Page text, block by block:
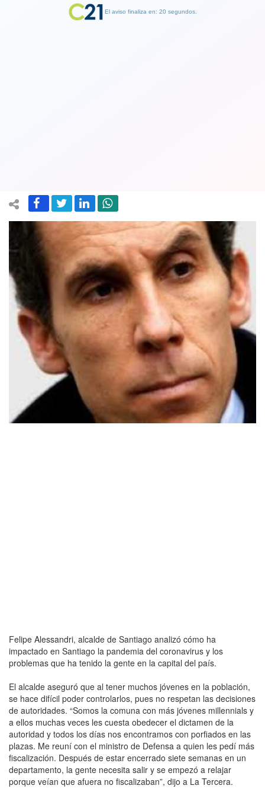
Felipe Alessandri, alcalde de Santiago analizó cómo ha
impactado en Santiago la pandemia del coronavirus y los
problemas que ha tenido la gente en la capital del país.
El alcalde aseguró que al tener muchos jóvenes en la población,
se hace difícil poder controlarlos, pues no respetan las decisiones
de autoridades. “Somos la comuna con más jóvenes millennials y
a ellos muchas veces les cuesta obedecer el dictamen de la
autoridad y todos los días nos encontramos con porfiados en las
plazas. Me reuní con el ministro de Defensa a quien les pedí más
fiscalización. Después de estar encerrado siete semanas en un
departamento, la gente necesita salir y se empezó a relajar
porque veían que afuera no fiscalizaban”, dijo a La Tercera.
El aviso finaliza en: 19 segundos.